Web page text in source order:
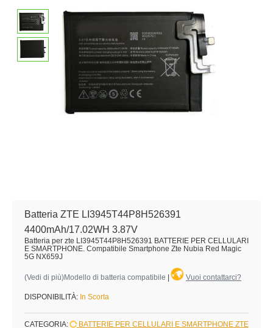
Batteria ZTE LI3945T44P8H526391
4400mAh/17.02WH 3.87V
Batteria per zte LI3945T44P8H526391 BATTERIE PER CELLULARI
E SMARTPHONE. Compatibile Smartphone Zte Nubia Red Magic
5G NX659J
(Vedi di più)Modello di batteria compatibile Vuoi contattarci?
DISPONIBILITÀ: In Scorta
CATEGORIA:
BATTERIE PER CELLULARI E SMARTPHONE ZTE